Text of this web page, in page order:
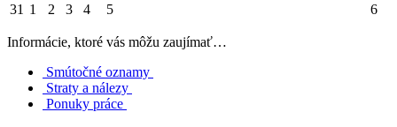
31 1 2 3 4 5 6
Informácie, ktoré vás môžu zaujímať…
Smútočné oznamy
Straty a nálezy
Ponuky práce